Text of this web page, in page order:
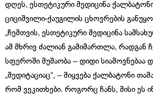
დღეს, ესთეტიკური მედიცინა
ციციშვილი-ქაუგილის ცხოვრების
„ჩემთვის, ესთეტიკური მედიცინა
ამ მხრივ ძალიან გამიმართლა, რადგან
სფეროში მუშაობა – დიდი სიამოვნებაა
„მედიტაციაც“, – მიყვება ქალბატონი
რომ ვეკითხები. როგორც ჩანს, მისი ეს